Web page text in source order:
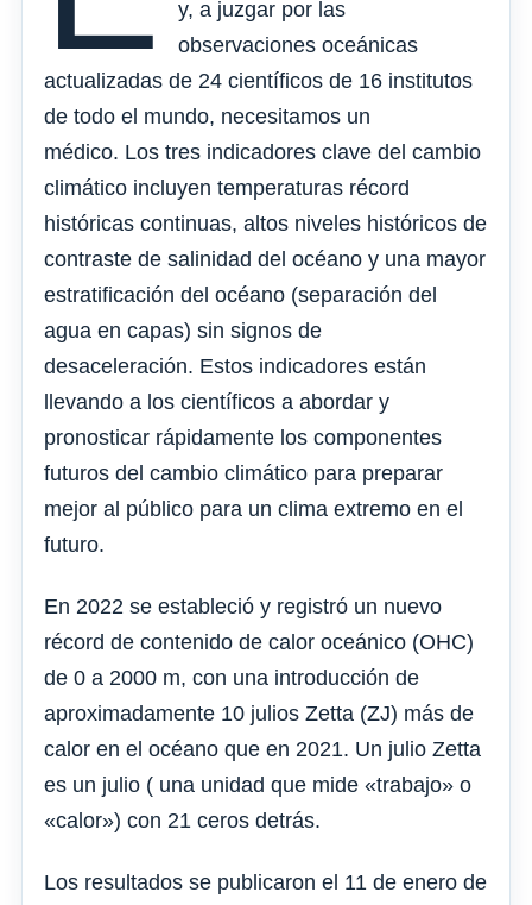
y, a juzgar por las
observaciones oceánicas
actualizadas de 24 científicos de 16 institutos
de todo el mundo, necesitamos un
médico. Los tres indicadores clave del cambio
climático incluyen temperaturas récord
históricas continuas, altos niveles históricos de
contraste de salinidad del océano y una mayor
estratificación del océano (separación del
agua en capas) sin signos de
desaceleración. Estos indicadores están
llevando a los científicos a abordar y
pronosticar rápidamente los componentes
futuros del cambio climático para preparar
mejor al público para un clima extremo en el
futuro.
En 2022 se estableció y registró un nuevo
récord de contenido de calor oceánico (OHC)
de 0 a 2000 m, con una introducción de
aproximadamente 10 julios Zetta (ZJ) más de
calor en el océano que en 2021. Un julio Zetta
es un julio ( una unidad que mide «trabajo» o
«calor») con 21 ceros detrás.
Los resultados se publicaron el 11 de enero de